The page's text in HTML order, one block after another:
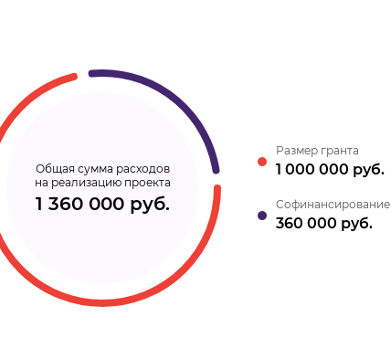
Общая сумма расходов
на реализацию проекта
1 360 000 руб.
Размер гранта
1 000 000 руб.
Cофинансирование
360 000 руб.